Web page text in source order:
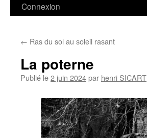
Connexion
← Ras du sol au soleil rasant
La poterne
Publié le2 juin 2024par henri SICART